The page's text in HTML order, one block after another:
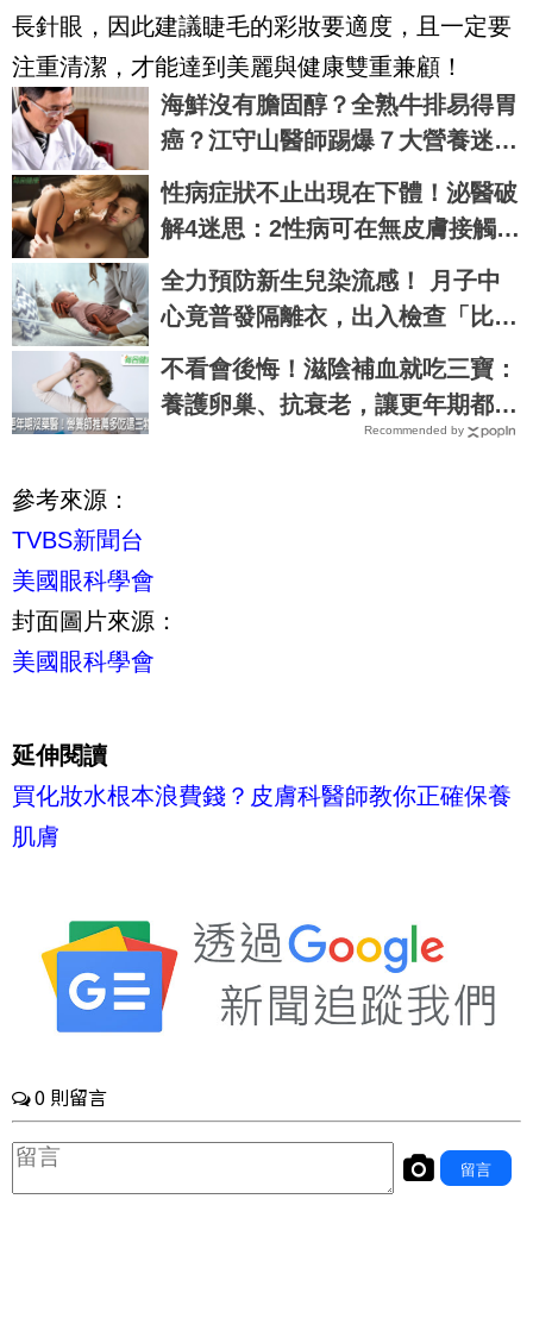
長針眼，因此建議睫毛的彩妝要適度，且一定要
注重清潔，才能達到美麗與健康雙重兼顧！
海鮮沒有膽固醇？全熟牛排易得胃
癌？江守山醫師踢爆７大營養迷
思，看完再說你懂健康｜每日健康
Health
性病症狀不止出現在下體！泌醫破
解4迷思：2性病可在無皮膚接觸下
傳播
全力預防新生兒染流感！ 月子中
心竟普發隔離衣，出入檢查「比新
冠時期更嚴格」
不看會後悔！滋陰補血就吃三寶：
養護卵巢、抗衰老，讓更年期都捨
不得來｜每日健康 Health
Recommended by
參考來源：
TVBS新聞台
美國眼科學會
封面圖片來源：
美國眼科學會
延伸閱讀
買化妝水根本浪費錢？皮膚科醫師教你正確保養
肌膚